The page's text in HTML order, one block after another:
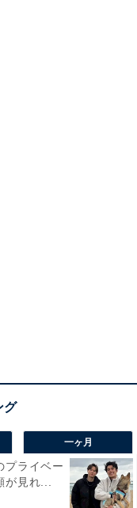
一ヶ月
プライベー
が見れ...